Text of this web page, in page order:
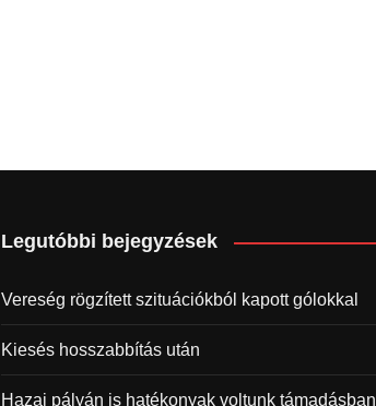
Legutóbbi bejegyzések
Vereség rögzített szituációkból kapott gólokkal
Kiesés hosszabbítás után
Hazai pályán is hatékonyak voltunk támadásban